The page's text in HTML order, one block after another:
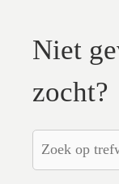
Niet
zocht?